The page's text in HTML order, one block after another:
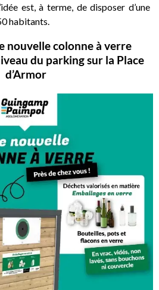
est, à terme, de disposer d’une
habitants.
nouvelle colonne à verre
du parking sur la Place
d’Armor